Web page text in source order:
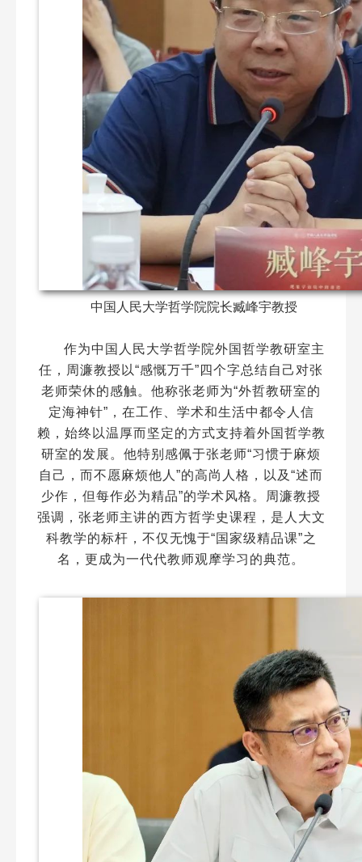
中国人民大学哲学院院长臧峰宇教授
作为中国人民大学哲学院外国哲学教研室主
任，周濂教授以“感慨万千”四个字总结自己对张
老师荣休的感触。他称张老师为“外哲教研室的
定海神针”，在工作、学术和生活中都令人信
赖，始终以温厚而坚定的方式支持着外国哲学教
研室的发展。他特别感佩于张老师“习惯于麻烦
自己，而不愿麻烦他人”的高尚人格，以及“述而
少作，但每作必为精品”的学术风格。周濂教授
强调，张老师主讲的西方哲学史课程，是人大文
科教学的标杆，不仅无愧于“国家级精品课”之
名，更成为一代代教师观摩学习的典范。